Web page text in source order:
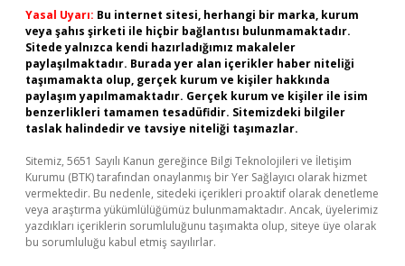
Yasal Uyarı: Bu internet sitesi, herhangi bir marka, kurum
veya şahıs şirketi ile hiçbir bağlantısı bulunmamaktadır.
Sitede yalnızca kendi hazırladığımız makaleler
paylaşılmaktadır. Burada yer alan içerikler haber niteliği
taşımamakta olup, gerçek kurum ve kişiler hakkında
paylaşım yapılmamaktadır. Gerçek kurum ve kişiler ile isim
benzerlikleri tamamen tesadüfidir. Sitemizdeki bilgiler
taslak halindedir ve tavsiye niteliği taşımazlar.
Sitemiz, 5651 Sayılı Kanun gereğince Bilgi Teknolojileri ve İletişim
Kurumu (BTK) tarafından onaylanmış bir Yer Sağlayıcı olarak hizmet
vermektedir. Bu nedenle, sitedeki içerikleri proaktif olarak denetleme
veya araştırma yükümlülüğümüz bulunmamaktadır. Ancak, üyelerimiz
yazdıkları içeriklerin sorumluluğunu taşımakta olup, siteye üye olarak
bu sorumluluğu kabul etmiş sayılırlar.